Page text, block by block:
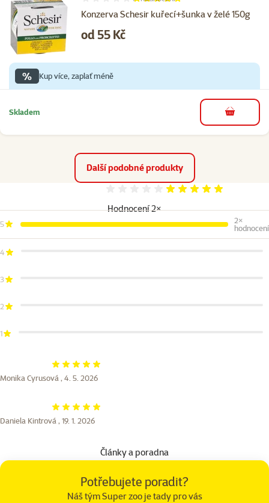
Konzerva Schesir kuřecí+šunka v želé 150g
Cena
od 55 Kč
% Kup více, zaplať méně
Skladem do košíku
Další podobné produkty
Hodnocení 2×
Hodnocení 100%
5
2×
hodnocení
4
3
2
1
Hodnocení 100%
Monika Cyrusová , 4. 5. 2026
Hodnocení 100%
Daniela Kintrová , 19. 1. 2026
Články a poradna
Potřebujete poradit?
Náš tým Super zoo je tady pro vás